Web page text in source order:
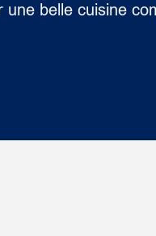
une belle cuisine